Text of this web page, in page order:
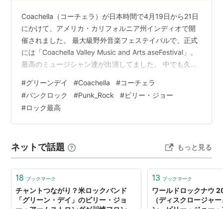
Coachella（コーチェラ）が日本時間で4月19日から21日
にかけて、アメリカ・カリフォルニア州インディオで開
催されました。 最大級野外音楽フェステイバルで、正式
には「Coachella Valley Music and Arts aseFestival」。
最高のミュージシャン達が出演してました。 中でも久々
イぜ・・・となりました。 オーディエンスの煽りも堂に
入ったものです。 ちょっと離れてましたが久々何枚かア
ルバム持ってるのを引っ張り出すことに。 純粋に曲がい
い。 やっぱパンクロック最高。 GREEN DAY メンバー ビ
#グリーンデイ #Coachella #コーチェラ
#パンクロック #Punk_Rock #ビリー・ジョー
#ロック最高
ネットで話題 もっと見る
18 ブックマーク
チャントつながり？米ロックバンド
「グリーン・デイ」のビリー・ジョ
13 ブックマーク
ワールドロックナウ
（ディスクロージャ